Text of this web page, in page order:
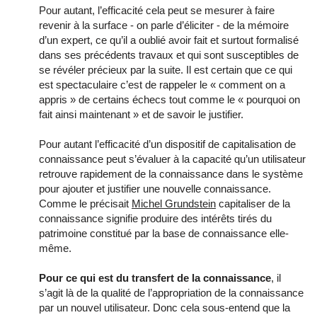
Pour autant, l’efficacité cela peut se mesurer à faire
revenir à la surface - on parle d’éliciter - de la mémoire
d’un expert, ce qu’il a oublié avoir fait et surtout formalisé
dans ses précédents travaux et qui sont susceptibles de
se révéler précieux par la suite. Il est certain que ce qui
est spectaculaire c’est de rappeler le « comment on a
appris » de certains échecs tout comme le « pourquoi on
fait ainsi maintenant » et de savoir le justifier.
Pour autant l’efficacité d’un dispositif de capitalisation de
connaissance peut s’évaluer à la capacité qu’un utilisateur
retrouve rapidement de la connaissance dans le système
pour ajouter et justifier une nouvelle connaissance.
Comme le précisait Michel Grundstein capitaliser de la
connaissance signifie produire des intérêts tirés du
patrimoine constitué par la base de connaissance elle-
même.
Pour ce qui est du transfert de la connaissance, il
s’agit là de la qualité de l’appropriation de la connaissance
par un nouvel utilisateur. Donc cela sous-entend que la